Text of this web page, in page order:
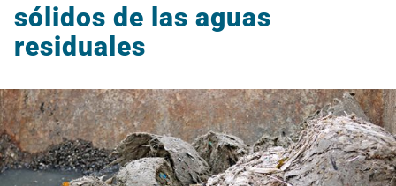
sólidos de las aguas
residuales